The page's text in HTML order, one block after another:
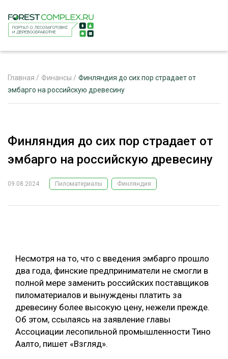
РЕКЛАМОДАТЕЛЯМ
ЛЕСНОЕ ХОЗЯЙСТВО
ЦИФРОВАЯ СРЕДА
БИОЭНЕРГЕТИКА
ЛЕСОВОССТАНОВЛЕНИЕ И ЗАЩИТА
ЛОГИСТИКА
ПРОИЗВОДСТВО ДРЕВЕСНЫХ ПЛИТ
РУБРИКИ
ТЕМАТИЧЕСКИЕ ПРОЕКТЫ
ПОДБОРКИ СТАТЕЙ
Главная / Финансы / Финляндия до сих пор страдает от
эмбарго на российскую древесину
Финляндия до сих пор страдает от
эмбарго на российскую древесину
09.08.2024 Пиломатериалы Финляндия
Несмотря на то, что с введения эмбарго прошло
два года, финские предприниматели не смогли в
полной мере заменить российских поставщиков
пиломатериалов и вынуждены платить за
древесину более высокую цену, нежели прежде.
Об этом, ссылаясь на заявление главы
Ассоциации лесопильной промышленности Тино
Аалто, пишет «Взгляд».